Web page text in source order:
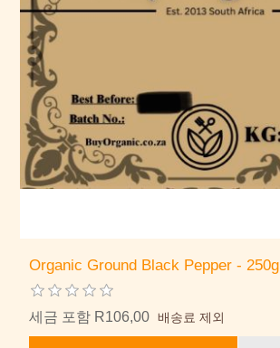
Organic Ground Black Pepper - 250g
세금 포함 R106,00 배송료 제외